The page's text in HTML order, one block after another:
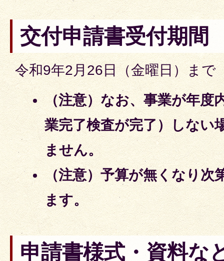
交付申請書受付期間
令和9年2月26日（金曜日）まで
（注意）なお、事業が年度
業完了検査が完了）しない
ません。
（注意）予算が無くなり次
ます。
申請書様式・資料な